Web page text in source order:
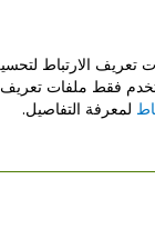
تعريف الارتباط
فقط ملفات تعريف
لمعرفة التفاصيل.